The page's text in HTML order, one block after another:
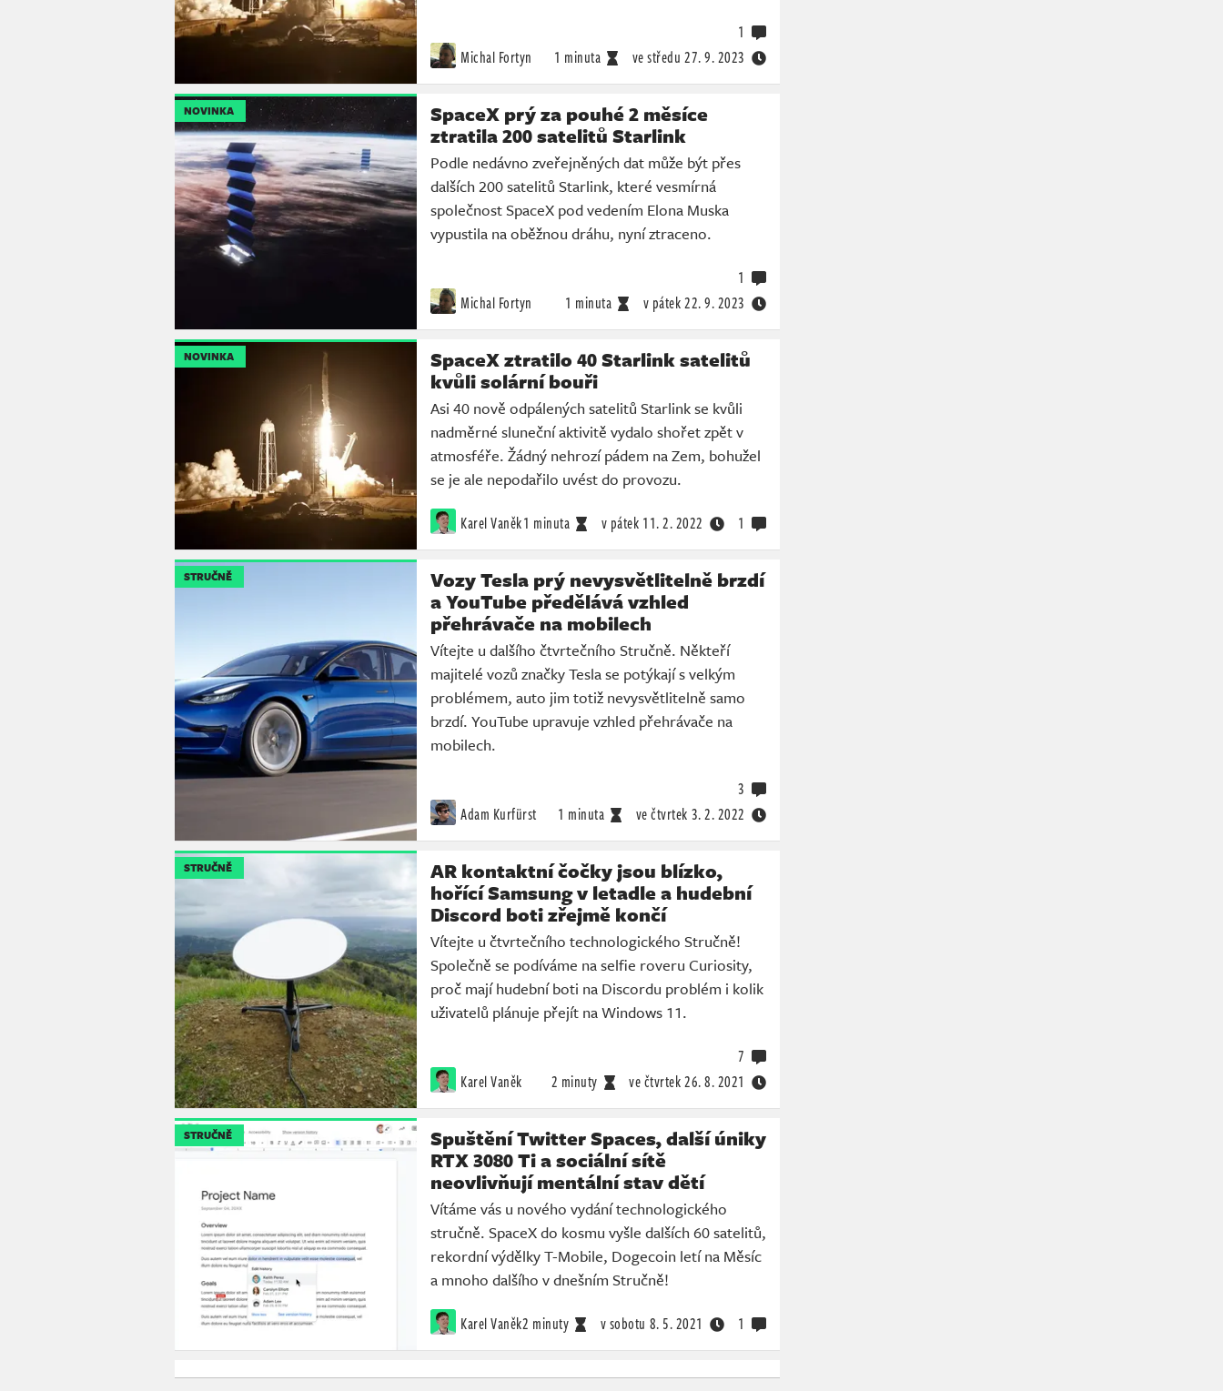
Michal Fortyn 1 minuta ve středu 27. 9. 2023
1
NOVINKA
SpaceX prý za pouhé 2 měsíce
ztratila 200 satelitů Starlink
Podle nedávno zveřejněných dat může být přes
dalších 200 satelitů Starlink, které vesmírná
společnost SpaceX pod vedením Elona Muska
vypustila na oběžnou dráhu, nyní ztraceno.
Michal Fortyn 1 minuta v pátek22. 9. 2023
1
NOVINKA
SpaceX ztratilo 40 Starlink satelitů
kvůli solární bouři
Asi 40 nově odpálených satelitů Starlink se kvůli
nadměrné sluneční aktivitě vydalo shořet zpět v
atmosféře. Žádný nehrozí pádem na Zem, bohužel
se je ale nepodařilo uvést do provozu.
Karel Vaněk1 minuta v pátek 11. 2. 2022 1
STRUČNĚ
Vozy Tesla prý nevysvětlitelně brzdí
a YouTube předělává vzhled
přehrávače na mobilech
Vítejte u dalšího čtvrtečního Stručně. Někteří
majitelé vozů značky Tesla se potýkají s velkým
problémem, auto jim totiž nevysvětlitelně samo
brzdí. YouTube upravuje vzhled přehrávače na
mobilech.
Adam Kurfürst 1 minuta ve čtvrtek 3. 2. 2022
3
STRUČNĚ
AR kontaktní čočky jsou blízko,
hořící Samsung v letadle a hudební
Discord boti zřejmě končí
Vítejte u čtvrtečního technologického Stručně!
Společně se podíváme na selfie roveru Curiosity,
proč mají hudební boti na Discordu problém i kolik
uživatelů plánuje přejít na Windows 11.
Karel Vaněk 2 minuty ve čtvrtek26. 8. 2021
7
STRUČNĚ
Spuštění Twitter Spaces, další úniky
RTX 3080 Ti a sociální sítě
neovlivňují mentální stav dětí
Vítáme vás u nového vydání technologického
stručně. SpaceX do kosmu vyšle dalších 60 satelitů,
rekordní výdělky T-Mobile, Dogecoin letí na Měsíc
a mnoho dalšího v dnešním Stručně!
Karel Vaněk2 minuty v sobotu 8. 5. 2021 1